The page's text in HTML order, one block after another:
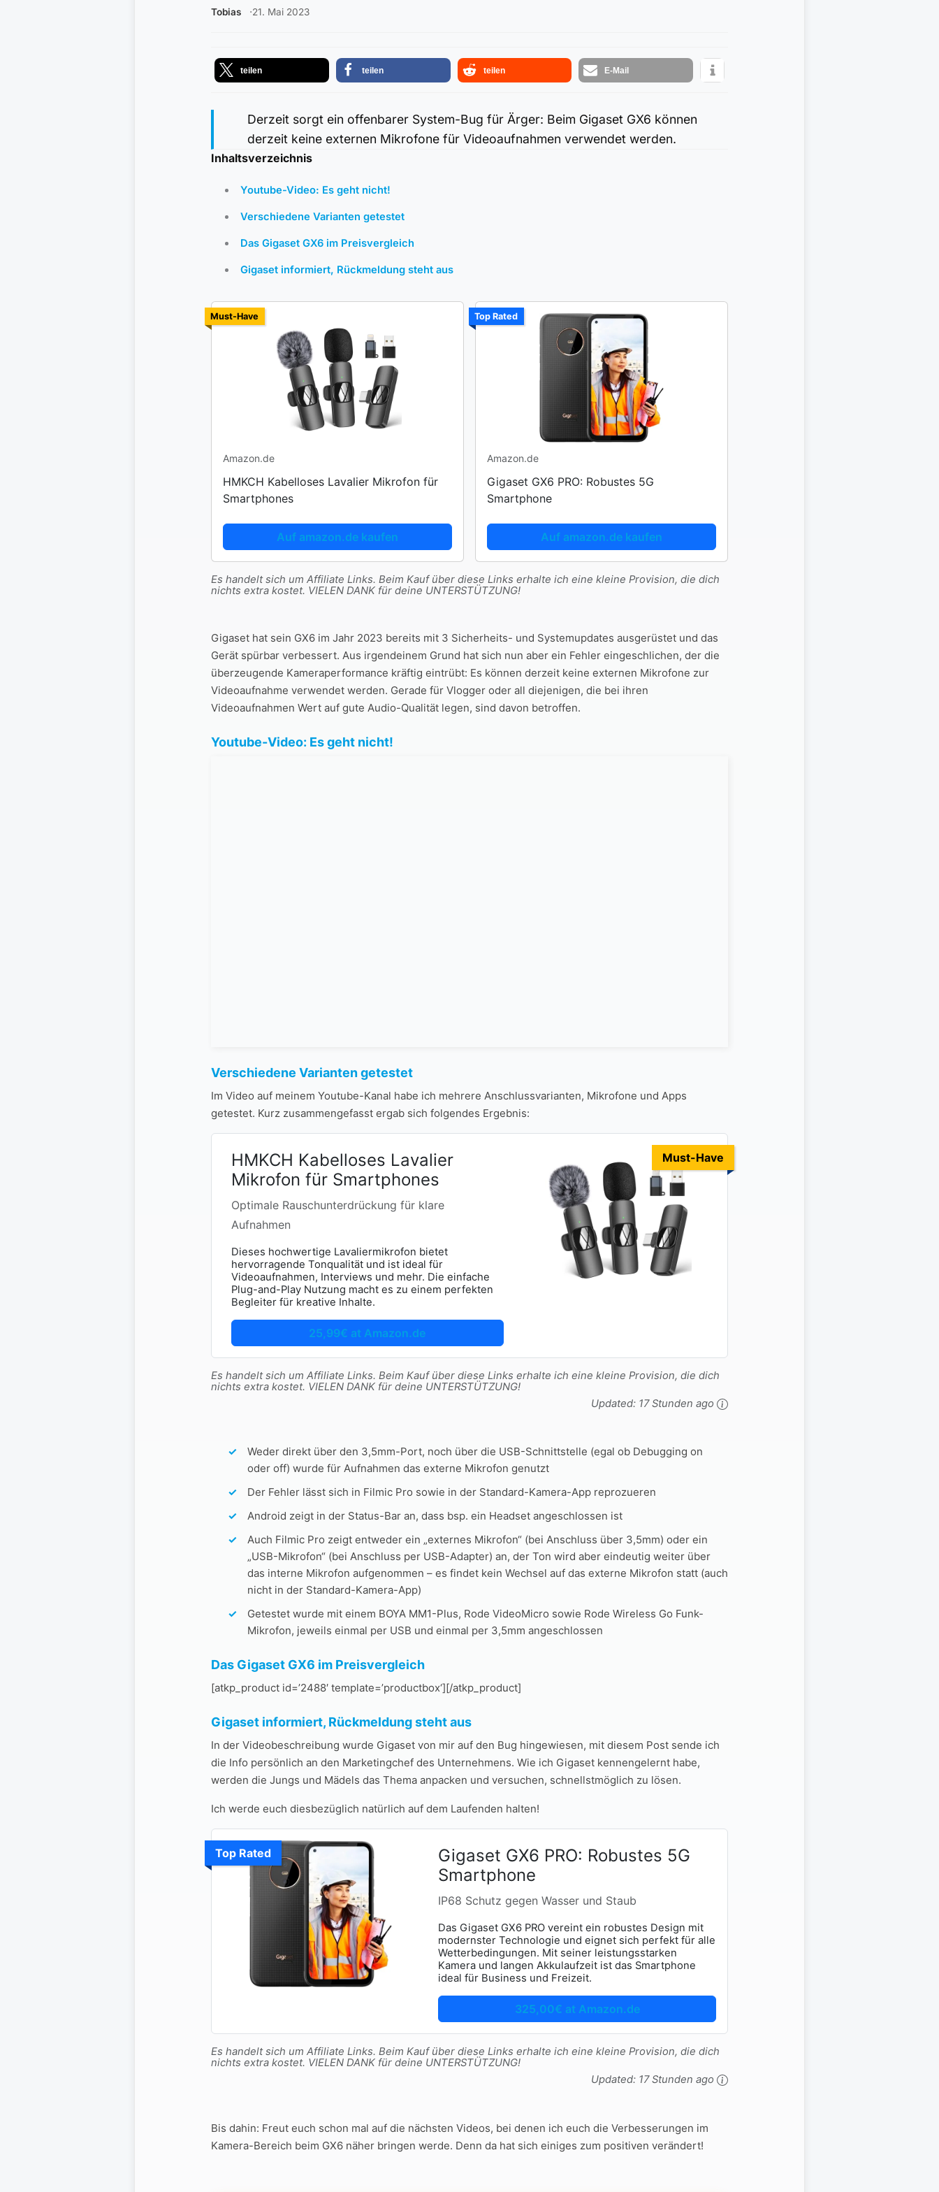
Tobias 21. Mai 2023
teilen teilen teilen E-Mail
Derzeit sorgt ein offenbarer System-Bug für Ärger: Beim Gigaset GX6 können
derzeit keine externen Mikrofone für Videoaufnahmen verwendet werden.
Inhaltsverzeichnis
Youtube-Video: Es geht nicht!
Verschiedene Varianten getestet
Das Gigaset GX6 im Preisvergleich
Gigaset informiert, Rückmeldung steht aus
Must-Have
Amazon.de
HMKCH Kabelloses Lavalier Mikrofon für
Smartphones
Auf amazon.de kaufen
Top Rated
Amazon.de
Gigaset GX6 PRO: Robustes 5G
Smartphone
Auf amazon.de kaufen
Es handelt sich um Affiliate Links. Beim Kauf über diese Links erhalte ich eine kleine Provision, die dich
nichts extra kostet. VIELEN DANK für deine UNTERSTÜTZUNG!
Gigaset hat sein GX6 im Jahr 2023 bereits mit 3 Sicherheits- und Systemupdates ausgerüstet und das
Gerät spürbar verbessert. Aus irgendeinem Grund hat sich nun aber ein Fehler eingeschlichen, der die
überzeugende Kameraperformance kräftig eintrübt: Es können derzeit keine externen Mikrofone zur
Videoaufnahme verwendet werden. Gerade für Vlogger oder all diejenigen, die bei ihren
Videoaufnahmen Wert auf gute Audio-Qualität legen, sind davon betroffen.
Youtube-Video: Es geht nicht!
Verschiedene Varianten getestet
Im Video auf meinem Youtube-Kanal habe ich mehrere Anschlussvarianten, Mikrofone und Apps
getestet. Kurz zusammengefasst ergab sich folgendes Ergebnis:
Must-Have
HMKCH Kabelloses Lavalier
Mikrofon für Smartphones
Optimale Rauschunterdrückung für klare
Aufnahmen
Dieses hochwertige Lavaliermikrofon bietet
hervorragende Tonqualität und ist ideal für
Videoaufnahmen, Interviews und mehr. Die einfache
Plug-and-Play Nutzung macht es zu einem perfekten
Begleiter für kreative Inhalte.
25,99€ at Amazon.de
Updated: 17 Stunden ago
Es handelt sich um Affiliate Links. Beim Kauf über diese Links erhalte ich eine kleine Provision, die dich
nichts extra kostet. VIELEN DANK für deine UNTERSTÜTZUNG!
Weder direkt über den 3,5mm-Port, noch über die USB-Schnittstelle (egal ob Debugging on
oder off) wurde für Aufnahmen das externe Mikrofon genutzt
Der Fehler lässt sich in Filmic Pro sowie in der Standard-Kamera-App reprozueren
Android zeigt in der Status-Bar an, dass bsp. ein Headset angeschlossen ist
Auch Filmic Pro zeigt entweder ein „externes Mikrofon“ (bei Anschluss über 3,5mm) oder ein
„USB-Mikrofon“ (bei Anschluss per USB-Adapter) an, der Ton wird aber eindeutig weiter über
das interne Mikrofon aufgenommen – es findet kein Wechsel auf das externe Mikrofon statt (auch
nicht in der Standard-Kamera-App)
Getestet wurde mit einem BOYA MM1-Plus, Rode VideoMicro sowie Rode Wireless Go Funk-
Mikrofon, jeweils einmal per USB und einmal per 3,5mm angeschlossen
Das Gigaset GX6 im Preisvergleich
[atkp_product id=’2488′ template=’productbox‘][/atkp_product]
Gigaset informiert, Rückmeldung steht aus
In der Videobeschreibung wurde Gigaset von mir auf den Bug hingewiesen, mit diesem Post sende ich
die Info persönlich an den Marketingchef des Unternehmens. Wie ich Gigaset kennengelernt habe,
werden die Jungs und Mädels das Thema anpacken und versuchen, schnellstmöglich zu lösen.
Ich werde euch diesbezüglich natürlich auf dem Laufenden halten!
Top Rated
Gigaset GX6 PRO: Robustes 5G
Smartphone
IP68 Schutz gegen Wasser und Staub
Das Gigaset GX6 PRO vereint ein robustes Design mit
modernster Technologie und eignet sich perfekt für alle
Wetterbedingungen. Mit seiner leistungsstarken
Kamera und langen Akkulaufzeit ist das Smartphone
ideal für Business und Freizeit.
325,00€ at Amazon.de
Updated: 17 Stunden ago
Es handelt sich um Affiliate Links. Beim Kauf über diese Links erhalte ich eine kleine Provision, die dich
nichts extra kostet. VIELEN DANK für deine UNTERSTÜTZUNG!
Bis dahin: Freut euch schon mal auf die nächsten Videos, bei denen ich euch die Verbesserungen im
Kamera-Bereich beim GX6 näher bringen werde. Denn da hat sich einiges zum positiven verändert!